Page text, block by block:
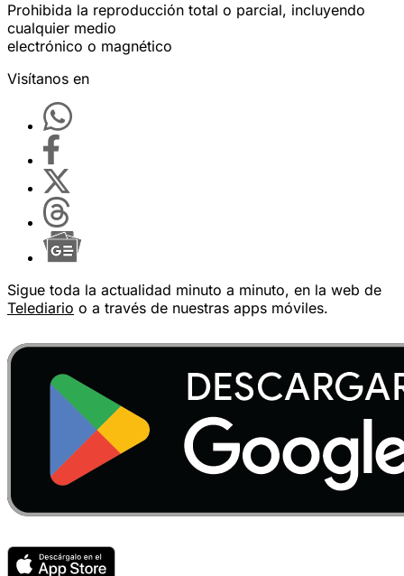
Prohibida la reproducción total o parcial, incluyendo
cualquier medio
electrónico o magnético
Visítanos en
Sigue toda la actualidad minuto a minuto, en la web de
Telediario o a través de nuestras apps móviles.